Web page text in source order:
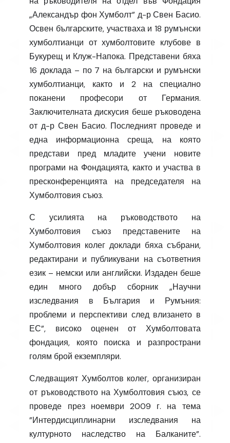
„Александър фон Хумболт” д-р Свен Басио.
Освен българските, участваха и 18 румънски
хумболтианци от хумболтовите клубове в
Букурещ и Клуж-Напока. Представени бяха
16 доклада – по 7 на български и румънски
хумболтианци, както и 2 на специално
поканени професори от Германия.
Заключителната дискусия беше ръководена
от д-р Свен Басио. Последният проведе и
една информационна среща, на която
представи пред младите учени новите
програми на Фондацията, както и участва в
пресконференцията на председателя на
Хумболтовия съюз.
С усилията на ръководството на
Хумболтовия съюз представените на
Хумболтовия колег доклади бяха събрани,
редактирани и публикувани на съответния
език – немски или английски. Издаден беше
един много добър сборник „Научни
изследвания в България и Румъния:
проблеми и перспективи след влизането в
ЕС”, високо оценен от Хумболтовата
фондация, която поиска и разпространи
голям брой екземпляри.
Следващият Хумболтов колег, организиран
от ръководството на Хумболтовия съюз, се
проведе през ноември 2009 г. на тема
”Интердисциплинарни изследвания на
културното наследство на Балканите”.